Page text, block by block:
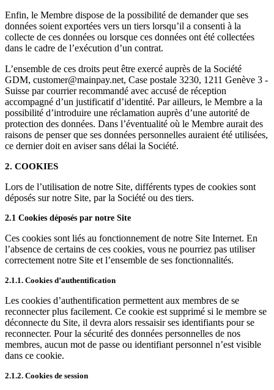
Enfin, le Membre dispose de la possibilité de demander que ses
données soient exportées vers un tiers lorsqu’il a consenti à la
collecte de ces données ou lorsque ces données ont été collectées
dans le cadre de l’exécution d’un contrat.
L’ensemble de ces droits peut être exercé auprès de la Société
GDM, customer@mainpay.net, Case postale 3230, 1211 Genève 3 -
Suisse par courrier recommandé avec accusé de réception
accompagné d’un justificatif d’identité. Par ailleurs, le Membre a la
possibilité d’introduire une réclamation auprès d’une autorité de
protection des données. Dans l’éventualité où le Membre aurait des
raisons de penser que ses données personnelles auraient été utilisées,
ce dernier doit en aviser sans délai la Société.
2. COOKIES
Lors de l’utilisation de notre Site, différents types de cookies sont
déposés sur notre Site, par la Société ou des tiers.
2.1 Cookies déposés par notre Site
Ces cookies sont liés au fonctionnement de notre Site Internet. En
l’absence de certains de ces cookies, vous ne pourriez pas utiliser
correctement notre Site et l’ensemble de ses fonctionnalités.
2.1.1. Cookies d’authentification
Les cookies d’authentification permettent aux membres de se
reconnecter plus facilement. Ce cookie est supprimé si le membre se
déconnecte du Site, il devra alors ressaisir ses identifiants pour se
reconnecter. Pour la sécurité des données personnelles de nos
membres, aucun mot de passe ou identifiant personnel n’est visible
dans ce cookie.
2.1.2. Cookies de session